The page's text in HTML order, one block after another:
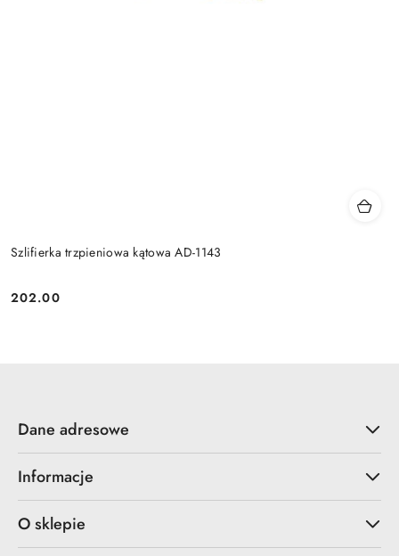
Szlifierka trzpieniowa kątowa AD-1143
Cena:
202.00
Dane adresowe
Informacje
O sklepie